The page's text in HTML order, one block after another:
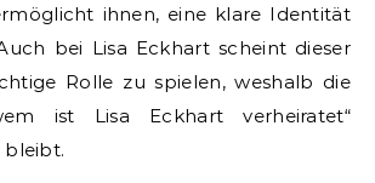
ihnen, eine klare Identität
bei Lisa Eckhart scheint dieser
Rolle zu spielen, weshalb die
ist Lisa Eckhart verheiratet“